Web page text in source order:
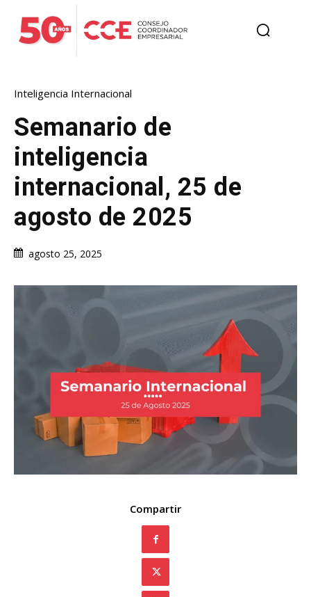
Inteligencia Internacional
Semanario de
inteligencia
internacional, 25 de
agosto de 2025
agosto 25, 2025
Compartir